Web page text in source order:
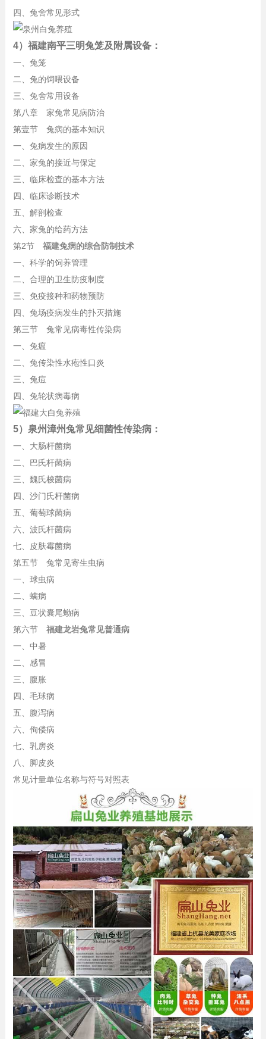
四、兔舍常见形式
4）福建南平三明兔笼及附属设备：
一、兔笼
二、兔的饲喂设备
三、兔舍常用设备
第八章 家兔常见病防治
第壹节 兔病的基本知识
一、兔病发生的原因
二、家兔的接近与保定
三、临床检查的基本方法
四、临床诊断技术
五、解剖检查
六、家兔的给药方法
第2节 福建兔病的综合防制技术
一、科学的饲养管理
二、合理的卫生防疫制度
三、免疫接种和药物预防
四、兔场疫病发生的扑灭措施
第三节 兔常见病毒性传染病
一、兔瘟
二、兔传染性水疱性口炎
三、兔痘
四、兔轮状病毒病
5）泉州漳州兔常见细菌性传染病：
一、大肠杆菌病
二、巴氏杆菌病
三、魏氏梭菌病
四、沙门氏杆菌病
五、葡萄球菌病
六、波氏杆菌病
七、皮肤霉菌病
第五节 兔常见寄生虫病
一、球虫病
二、螨病
三、豆状囊尾蚴病
第六节 福建龙岩兔常见普通病
一、中暑
二、感冒
三、腹胀
四、毛球病
五、腹泻病
六、佝偻病
七、乳房炎
八、脚皮炎
常见计量单位名称与符号对照表